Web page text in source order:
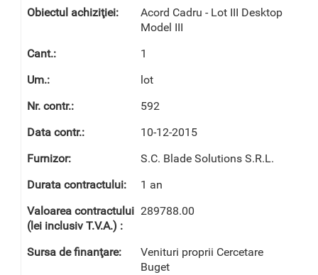
Acord Cadru - Lot III Desktop
Model III
1
lot
592
10-12-2015
S.C. Blade Solutions S.R.L.
1 an
289788.00
Venituri proprii Cercetare
Buget